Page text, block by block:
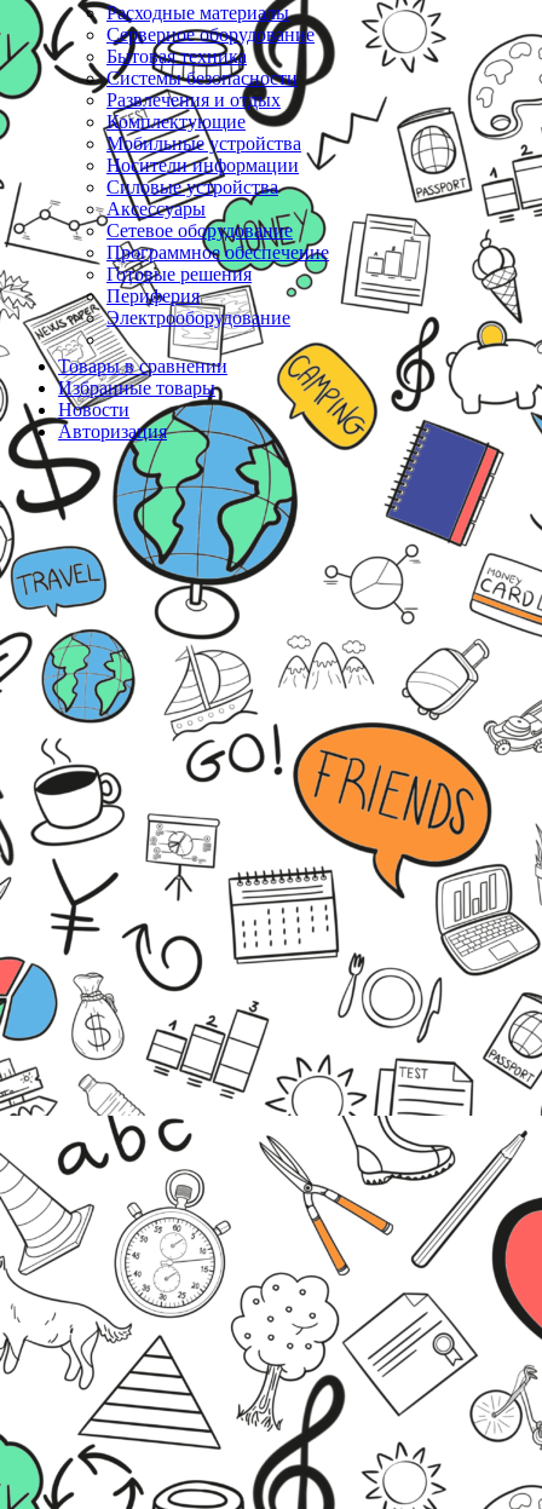
Расходные материалы
Серверное оборудование
Бытовая техника
Системы безопасности
Развлечения и отдых
Комплектующие
Мобильные устройства
Носители информации
Силовые устройства
Аксессуары
Сетевое оборудование
Программное обеспечение
Готовые решения
Периферия
Электрооборудование
Товары в сравнении
Избранные товары
Новости
Авторизация